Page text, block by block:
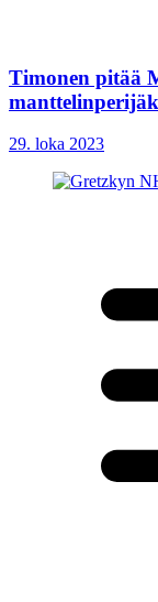
Timonen pitää
29. loka 2023